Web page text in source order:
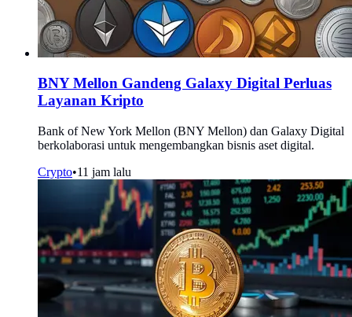
BNY Mellon Gandeng Galaxy Digital Perluas
Layanan Kripto
Bank of New York Mellon (BNY Mellon) dan Galaxy Digital
berkolaborasi untuk mengembangkan bisnis aset digital.
Crypto•11 jam lalu